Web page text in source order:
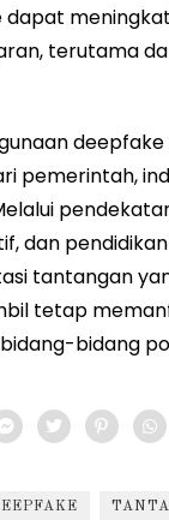
dapat
terutama
pemerintah,
dan
tantangan
tetap
bidang